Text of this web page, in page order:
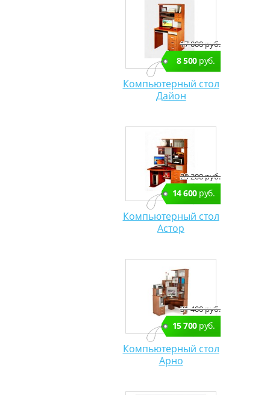
17 000 руб.
8 500руб.
Компьютерный стол
Дайон
29 200 руб.
14 600руб.
Компьютерный стол
Астор
31 400 руб.
15 700руб.
Компьютерный стол
Арно